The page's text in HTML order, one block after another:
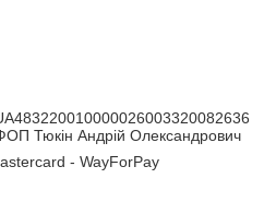
Тюкін Андрій Олександрович
- WayForPay